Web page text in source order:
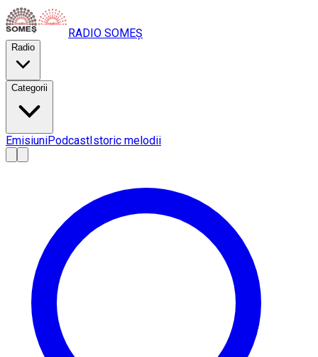
RADIO SOMEȘ
Radio
Categorii
EmisiuniPodcastIstoric melodii
AA